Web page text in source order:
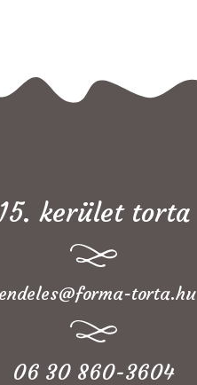
15. kerület torta
torta.hu
06 30 860-3604